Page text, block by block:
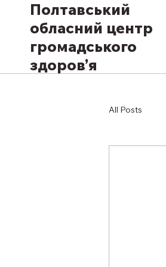
Полтавський
обласний центр
громадського
здоров’я
All Posts